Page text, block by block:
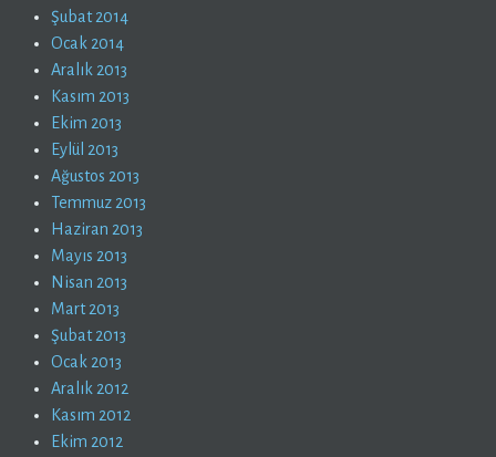
Şubat 2014
Ocak 2014
Aralık 2013
Kasım 2013
Ekim 2013
Eylül 2013
Ağustos 2013
Temmuz 2013
Haziran 2013
Mayıs 2013
Nisan 2013
Mart 2013
Şubat 2013
Ocak 2013
Aralık 2012
Kasım 2012
Ekim 2012